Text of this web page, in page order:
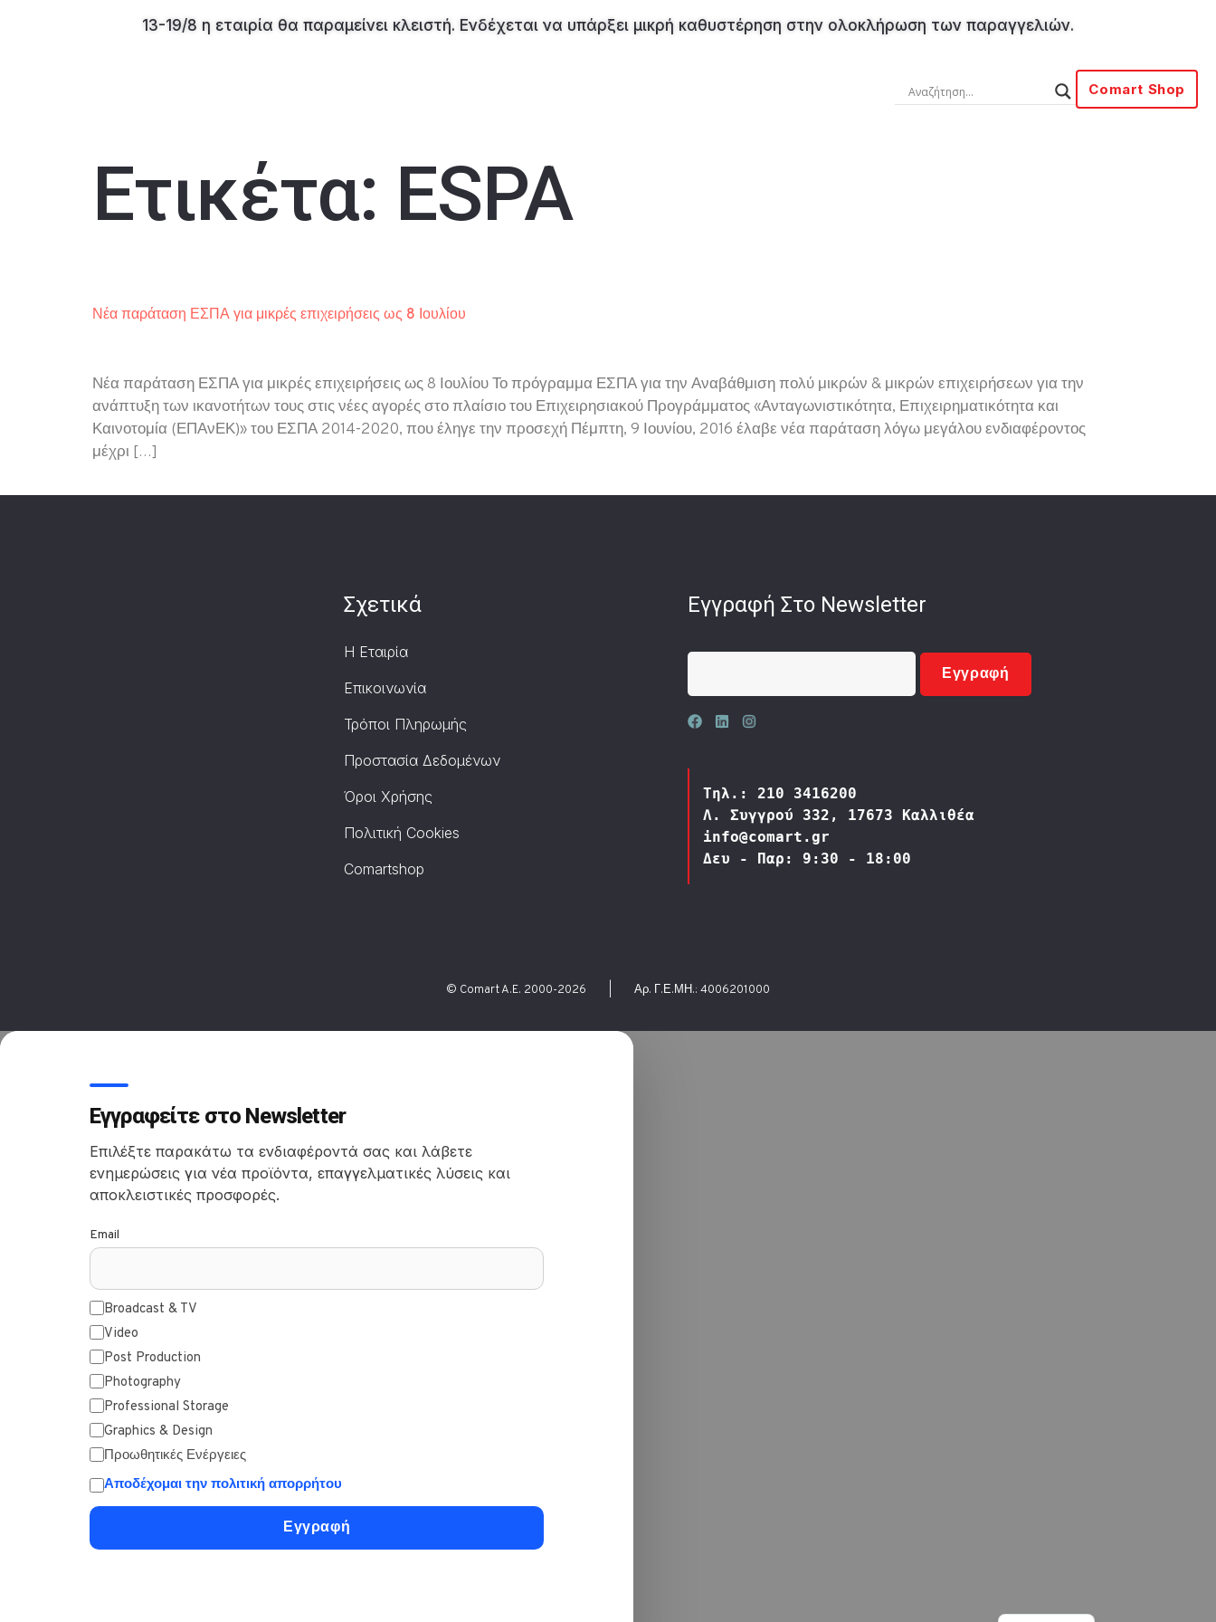
13-19/8 η εταιρία θα παραμείνει κλειστή. Ενδέχεται να υπάρξει μικρή καθυστέρηση στην ολοκλήρωση των παραγγελιών.
Comart Shop
Ετικέτα: ESPA
Νέα παράταση ΕΣΠΑ για μικρές επιχειρήσεις ως 8 Ιουλίου
Νέα παράταση ΕΣΠΑ για μικρές επιχειρήσεις ως 8 Ιουλίου Το πρόγραμμα ΕΣΠΑ για την Αναβάθμιση πολύ μικρών & μικρών επιχειρήσεων για την
ανάπτυξη των ικανοτήτων τους στις νέες αγορές στο πλαίσιο του Επιχειρησιακού Προγράμματος «Ανταγωνιστικότητα, Επιχειρηματικότητα και
Καινοτομία (ΕΠΑνΕΚ)» του ΕΣΠΑ 2014-2020, που έληγε την προσεχή Πέμπτη, 9 Ιουνίου, 2016 έλαβε νέα παράταση λόγω μεγάλου ενδιαφέροντος
μέχρι […]
Σχετικά
Η Εταιρία
Επικοινωνία
Τρόποι Πληρωμής
Προστασία Δεδομένων
Όροι Χρήσης
Πολιτική Cookies
Comartshop
Εγγραφή Στο Newsletter
Εγγραφή
Τηλ.: 210 3416200
Λ. Συγγρού 332, 17673 Καλλιθέα
info@comart.gr
Δευ - Παρ: 9:30 - 18:00
© Comart A.E. 2000-2026 Αρ. Γ.Ε.ΜΗ.: 4006201000
Εγγραφείτε στο Newsletter
Επιλέξτε παρακάτω τα ενδιαφέροντά σας και λάβετε
ενημερώσεις για νέα προϊόντα, επαγγελματικές λύσεις και
αποκλειστικές προσφορές.
Email
Broadcast & TV
Video
Post Production
Photography
Professional Storage
Graphics & Design
Προωθητικές Ενέργειες
Αποδέχομαι την πολιτική απορρήτου